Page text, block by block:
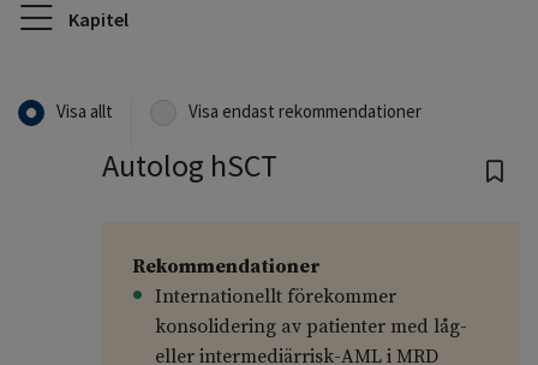
Kapitel
Visa allt Visa endast rekommendationer
Autolog hSCT
Rekommendationer
Internationellt förekommer
konsolidering av patienter med låg-
eller intermediärrisk-AML i MRD